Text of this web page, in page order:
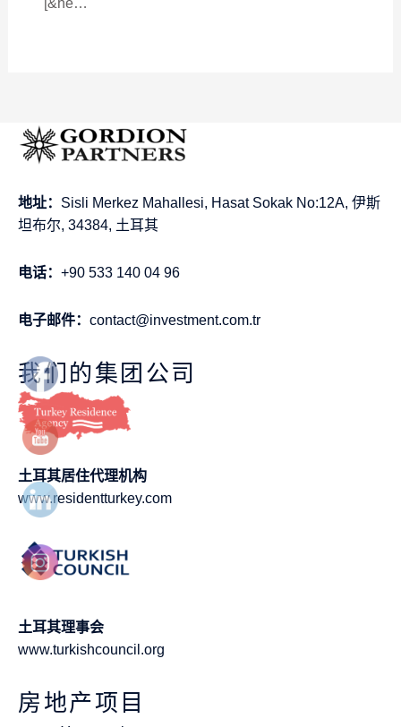
地址： Sisli Merkez Mahallesi, Hasat Sokak No:12A, 伊斯
坦布尔, 34384, 土耳其
电话： +90 533 140 04 96
电子邮件： contact@investment.com.tr
我们的集团公司
土耳其居住代理机构
www.residentturkey.com
土耳其理事会
www.turkishcouncil.org
房地产项目